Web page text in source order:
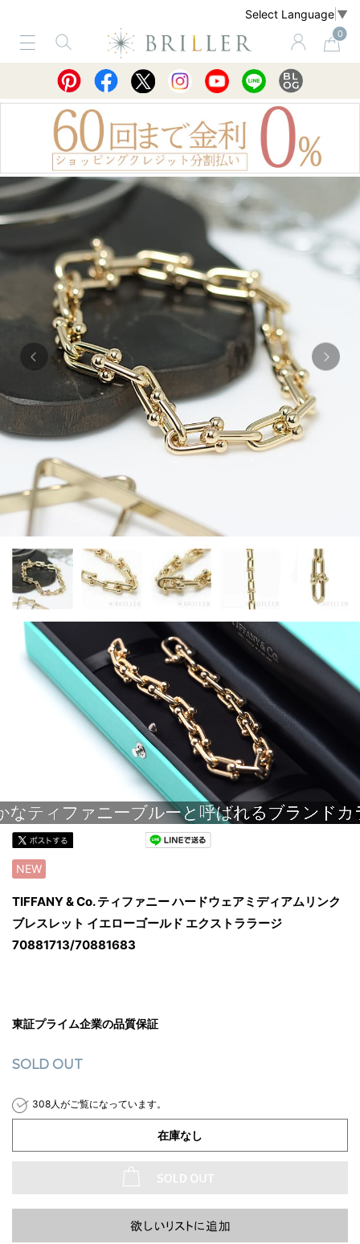
Select Language ▼
0
サービス ショッピングガイド 買取
過去の特集をすべて見る>>
NEW
TIFFANY & Co. ティファニー ハードウェアミディアムリンク
ブレスレット イエローゴールド エクストララージ
70881713/70881683
東証プライム企業の品質保証
SOLD OUT
308人がご覧になっています。
在庫なし